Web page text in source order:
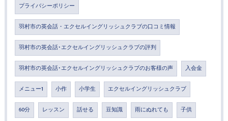
プライバシーポリシー
羽村市の英会話・エクセルイングリッシュクラブの口コミ情報
羽村市の英会話･エクセルイングリッシュクラブの評判
羽村市の英会話･エクセルイングリッシュクラブのお客様の声 入会金
メニュー1 小作 小学生 エクセルイングリッシュクラブ
60分 レッスン 話せる 豆知識 雨にぬれても 子供